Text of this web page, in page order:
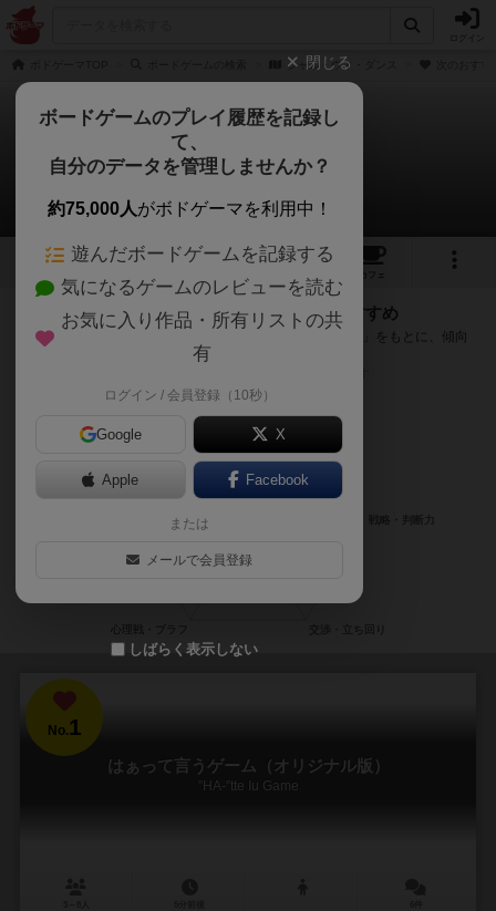
シャル・ウィ・ダンス
シャル・ウィ・ダンス
次のおすすめボードゲーム
3 1
カフェ
『シャル・ウィ・ダンス』が好きな方へのおすすめ
このゲームのトップページで投票された「プレイ感の評価」をもとに、傾向
が近いボードゲームをランキング形式で紹介します。
No.1
はぁって言うゲーム（オリジナル版）
”HA-”tte Iu Game
閉じる
ボードゲームのプレイ履歴を記録し
て、
自分のデータを管理しませんか？
約75,000人がボドゲーマを利用中！
遊んだボードゲームを記録する
気になるゲームのレビューを読む
お気に入り作品・所有リストの共
有
ログイン / 会員登録（10秒）
Google X
Apple Facebook
または
メールで会員登録
しばらく表示しない